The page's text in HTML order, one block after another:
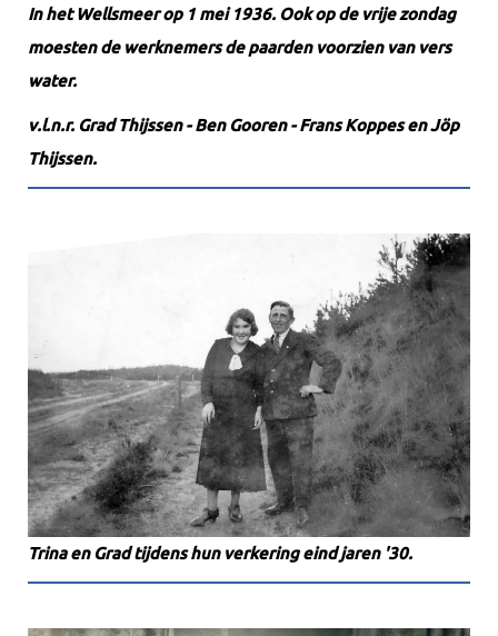
In het Wellsmeer op 1 mei 1936. Ook op de vrije zondag
moesten de werknemers de paarden voorzien van vers
water.
v.l.n.r. Grad Thijssen - Ben Gooren - Frans Koppes en Jöp
Thijssen.
Trina en Grad tijdens hun verkering eind jaren '30.